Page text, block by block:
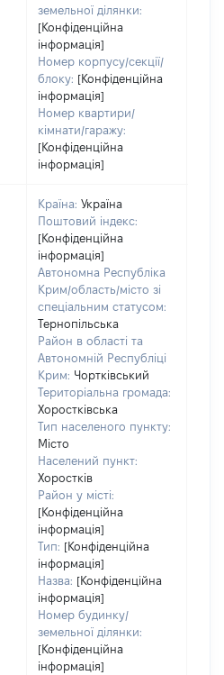
земельної ділянки:
[Конфіденційна
інформація]
Номер корпусу/секції/
блоку: [Конфіденційна
інформація]
Номер квартири/
кімнати/гаражу:
[Конфіденційна
інформація]
Країна: Україна
Поштовий індекс:
[Конфіденційна
інформація]
Автономна Республіка
Крим/область/місто зі
спеціальним статусом:
Тернопільська
Район в області та
Автономній Республіці
Крим: Чортківський
Територіальна громада:
Хоростківська
Тип населеного пункту:
Місто
Населений пункт:
Хоростків
Район у місті:
[Конфіденційна
інформація]
Тип: [Конфіденційна
інформація]
Назва: [Конфіденційна
інформація]
Номер будинку/
земельної ділянки:
[Конфіденційна
інформація]